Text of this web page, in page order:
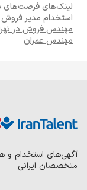
لینک‌های فرصت‌های
استخدام مدیر فروش
مهندس فروش در
مهندس عمران
آگهی‌های استخدام و
متخصصان ایرانی